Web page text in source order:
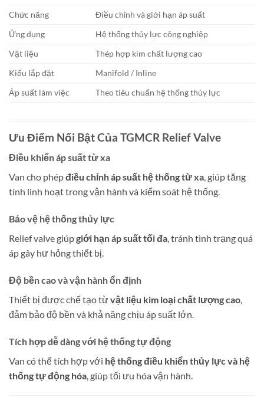
Chức năng
Điều chỉnh và giới hạn áp suất
Ứng dụng
Hệ thống thủy lực công nghiệp
Vật liệu
Thép hợp kim chất lượng cao
Kiểu lắp đặt
Manifold / Inline
Áp suất làm việc
Theo tiêu chuẩn hệ thống thủy lực
Ưu Điểm Nổi Bật Của TGMCR Relief Valve
Điều khiển áp suất từ xa
Van cho phépđiều chỉnh áp suất hệ thống từ xa, giúp tăng
tính linh hoạt trong vận hành và kiểm soát hệ thống.
Bảo vệ hệ thống thủy lực
Relief valve giúpgiới hạn áp suất tối đa, tránh tình trạng quá
áp gây hư hỏng thiết bị.
Độ bền cao và vận hành ổn định
Thiết bị được chế tạo từvật liệu kim loại chất lượng cao,
đảm bảo độ bền và khả năng chịu áp suất lớn.
Tích hợp dễ dàng với hệ thống tự động
Van có thể tích hợp với hệ thống điều khiển thủy lực và hệ
thống tự động hóa , giúp tối ưu hóa vận hành.